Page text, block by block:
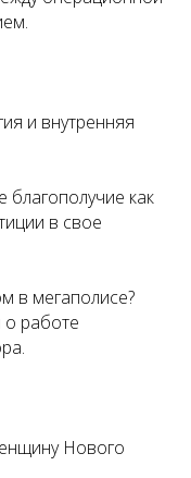
и внутренняя
благополучие как
в свое
в мегаполисе?
о работе
Нового